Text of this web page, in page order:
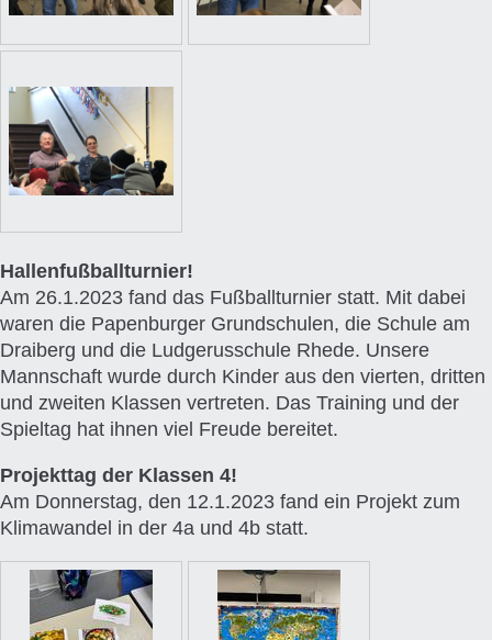
Hallenfußballturnier!
Am 26.1.2023 fand das Fußballturnier statt. Mit dabei
waren die Papenburger Grundschulen, die Schule am
Draiberg und die Ludgerusschule Rhede. Unsere
Mannschaft wurde durch Kinder aus den vierten, dritten
und zweiten Klassen vertreten. Das Training und der
Spieltag hat ihnen viel Freude bereitet.
Projekttag der Klassen 4!
Am Donnerstag, den 12.1.2023 fand ein Projekt zum
Klimawandel in der 4a und 4b statt.